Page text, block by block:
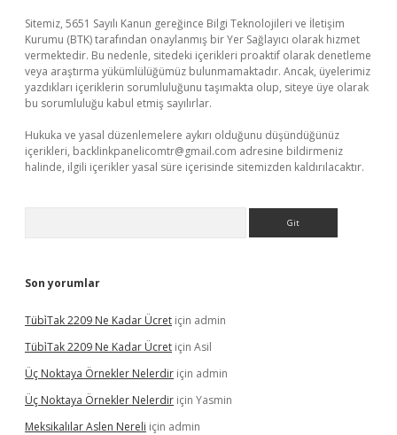
Sitemiz, 5651 Sayılı Kanun gereğince Bilgi Teknolojileri ve İletişim
Kurumu (BTK) tarafından onaylanmış bir Yer Sağlayıcı olarak hizmet
vermektedir. Bu nedenle, sitedeki içerikleri proaktif olarak denetleme
veya araştırma yükümlülüğümüz bulunmamaktadır. Ancak, üyelerimiz
yazdıkları içeriklerin sorumluluğunu taşımakta olup, siteye üye olarak
bu sorumluluğu kabul etmiş sayılırlar.
Hukuka ve yasal düzenlemelere aykırı olduğunu düşündüğünüz
içerikleri, backlinkpanelicomtr@gmail.com adresine bildirmeniz
halinde, ilgili içerikler yasal süre içerisinde sitemizden kaldırılacaktır.
Son yorumlar
Tübi̇Tak 2209 Ne Kadar Ücret için admin
Tübi̇Tak 2209 Ne Kadar Ücret için Asil
Üç Noktaya Örnekler Nelerdir için admin
Üç Noktaya Örnekler Nelerdir için Yasmin
Meksikalılar Aslen Nereli için admin